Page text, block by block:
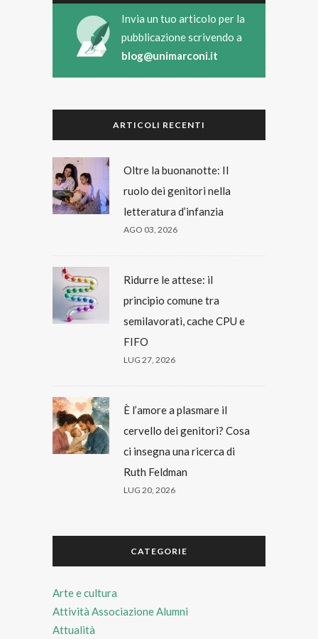
Invia un tuo articolo per la
pubblicazione scrivendo a
blog@unimarconi.it
ARTICOLI RECENTI
Oltre la buonanotte: Il
ruolo dei genitori nella
letteratura d’infanzia
AGO 03, 2026
Ridurre le attese: il
principio comune tra
semilavorati, cache CPU e
FIFO
LUG 27, 2026
È l’amore a plasmare il
cervello dei genitori? Cosa
ci insegna una ricerca di
Ruth Feldman
LUG 20, 2026
CATEGORIE
Arte e cultura
Attività Associazione Alumni
Attualità